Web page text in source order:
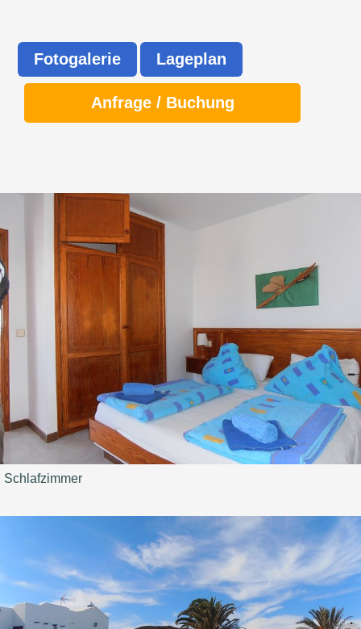
Fotogalerie Lageplan
Anfrage / Buchung
Schlafzimmer